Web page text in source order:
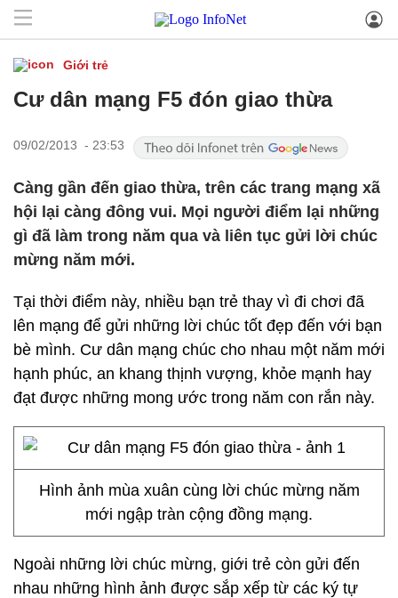
Giới trẻ
Cư dân mạng F5 đón giao thừa
09/02/2013 - 23:53
Càng gần đến giao thừa, trên các trang mạng xã
hội lại càng đông vui. Mọi người điểm lại những
gì đã làm trong năm qua và liên tục gửi lời chúc
mừng năm mới.
Tại thời điểm này, nhiều bạn trẻ thay vì đi chơi đã
lên mạng để gửi những lời chúc tốt đẹp đến với bạn
bè mình. Cư dân mạng chúc cho nhau một năm mới
hạnh phúc, an khang thịnh vượng, khỏe mạnh hay
đạt được những mong ước trong năm con rắn này.
Hình ảnh mùa xuân cùng lời chúc mừng năm
mới ngập tràn cộng đồng mạng.
Ngoài những lời chúc mừng, giới trẻ còn gửi đến
nhau những hình ảnh được sắp xếp từ các ký tự